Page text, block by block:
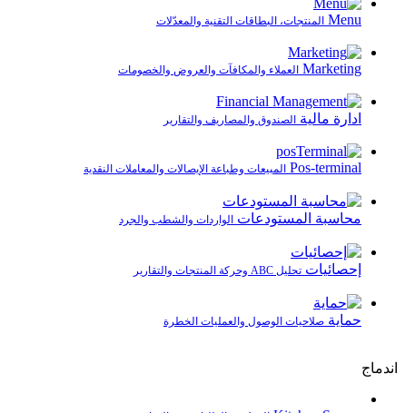
Menu المنتجات، البطاقات التقنية والمعدّلات
Marketing العملاء والمكافآت والعروض والخصومات
ادارة مالية الصندوق والمصاريف والتقارير
Pos-terminal المبيعات وطباعة الإيصالات والمعاملات النقدية
محاسبة المستودعات الواردات والشطب والجرد
إحصائيات تحليل ABC وحركة المنتجات والتقارير
حماية صلاحيات الوصول والعمليات الخطرة
اندماج